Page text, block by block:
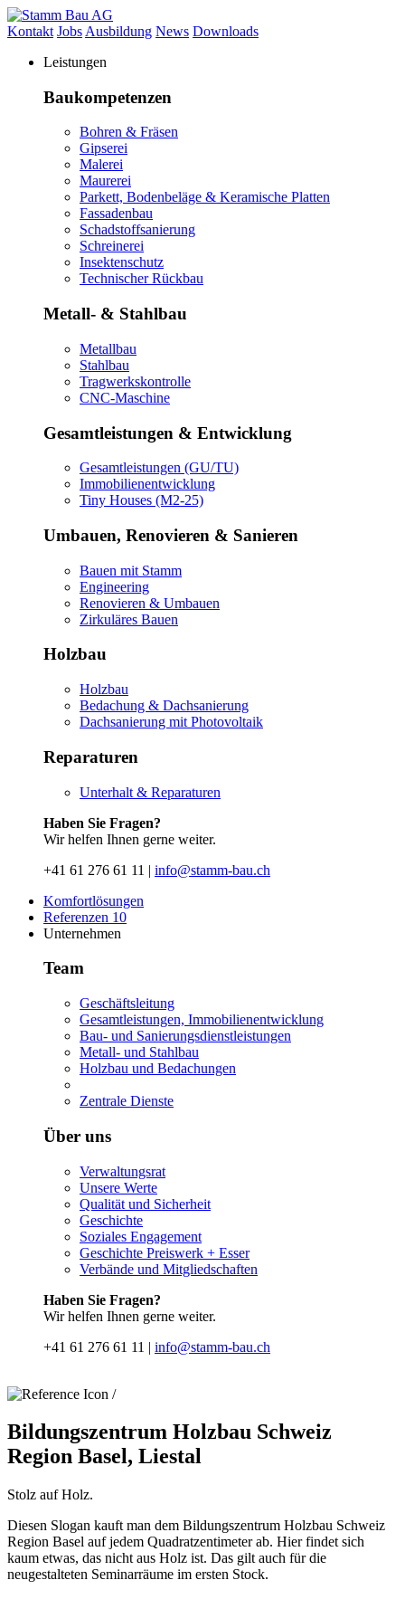
Kontakt Jobs Ausbildung News Downloads
Leistungen
Baukompetenzen
Bohren & Fräsen
Gipserei
Malerei
Maurerei
Parkett, Bodenbeläge & Keramische Platten
Fassadenbau
Schadstoffsanierung
Schreinerei
Insektenschutz
Technischer Rückbau
Metall- & Stahlbau
Metallbau
Stahlbau
Tragwerkskontrolle
CNC-Maschine
Gesamtleistungen & Entwicklung
Gesamtleistungen (GU/TU)
Immobilienentwicklung
Tiny Houses (M2-25)
Umbauen, Renovieren & Sanieren
Bauen mit Stamm
Engineering
Renovieren & Umbauen
Zirkuläres Bauen
Holzbau
Holzbau
Bedachung & Dachsanierung
Dachsanierung mit Photovoltaik
Reparaturen
Unterhalt & Reparaturen
Haben Sie Fragen?
Wir helfen Ihnen gerne weiter.
+41 61 276 61 11 | info@stamm-bau.ch
Komfortlösungen
Referenzen 10
Unternehmen
Team
Geschäftsleitung
Gesamtleistungen, Immobilienentwicklung
Bau- und Sanierungsdienstleistungen
Metall- und Stahlbau
Holzbau und Bedachungen
Zentrale Dienste
Über uns
Verwaltungsrat
Unsere Werte
Qualität und Sicherheit
Geschichte
Soziales Engagement
Geschichte Preiswerk + Esser
Verbände und Mitgliedschaften
Haben Sie Fragen?
Wir helfen Ihnen gerne weiter.
+41 61 276 61 11 | info@stamm-bau.ch
/
Bildungszentrum Holzbau Schweiz
Region Basel, Liestal
Stolz auf Holz.
Diesen Slogan kauft man dem Bildungszentrum Holzbau Schweiz
Region Basel auf jedem Quadratzentimeter ab. Hier findet sich
kaum etwas, das nicht aus Holz ist. Das gilt auch für die
neugestalteten Seminarräume im ersten Stock.